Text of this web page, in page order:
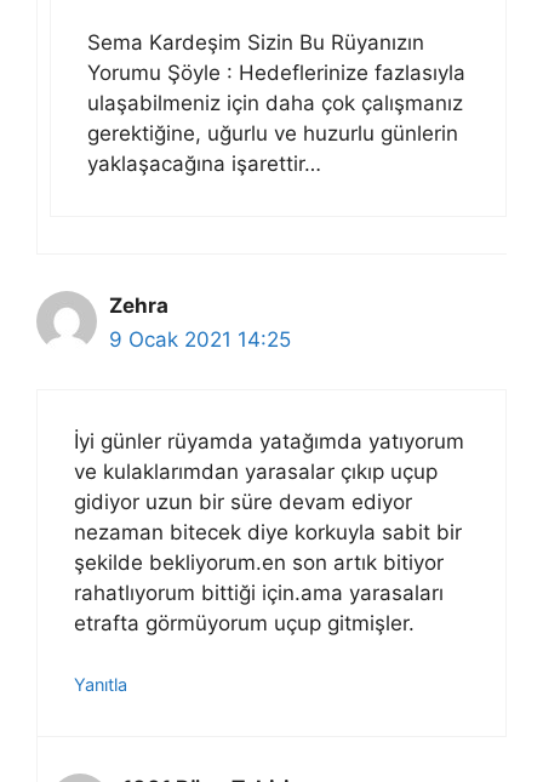
Sema Kardeşim Sizin Bu Rüyanızın
Yorumu Şöyle : Hedeflerinize fazlasıyla
ulaşabilmeniz için daha çok çalışmanız
gerektiğine, uğurlu ve huzurlu günlerin
yaklaşacağına işarettir…
Zehra
9 Ocak 2021 14:25
İyi günler rüyamda yatağımda yatıyorum
ve kulaklarımdan yarasalar çıkıp uçup
gidiyor uzun bir süre devam ediyor
nezaman bitecek diye korkuyla sabit bir
şekilde bekliyorum.en son artık bitiyor
rahatlıyorum bittiği için.ama yarasaları
etrafta görmüyorum uçup gitmişler.
Yanıtla